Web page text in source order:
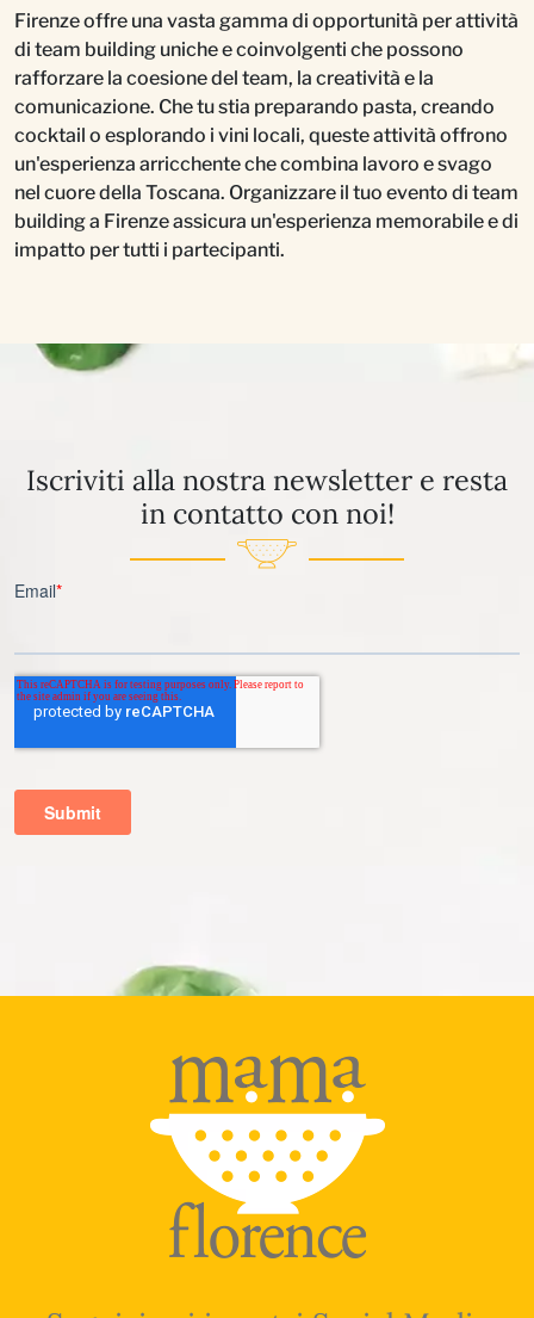
Firenze offre una vasta gamma di opportunità per attività
di team building uniche e coinvolgenti che possono
rafforzare la coesione del team, la creatività e la
comunicazione. Che tu stia preparando pasta, creando
cocktail o esplorando i vini locali, queste attività offrono
un'esperienza arricchente che combina lavoro e svago
nel cuore della Toscana. Organizzare il tuo evento di team
building a Firenze assicura un'esperienza memorabile e di
impatto per tutti i partecipanti.
Iscriviti alla nostra newsletter e resta
in contatto con noi!